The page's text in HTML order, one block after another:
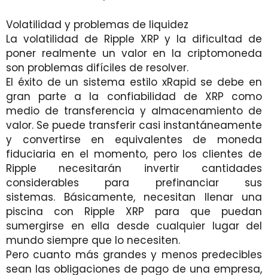
Volatilidad y problemas de liquidez
La volatilidad de Ripple XRP y la dificultad de
poner realmente un valor en la criptomoneda
son problemas difíciles de resolver.
El éxito de un sistema estilo xRapid se debe en
gran parte a la confiabilidad de XRP como
medio de transferencia y almacenamiento de
valor. Se puede transferir casi instantáneamente
y convertirse en equivalentes de moneda
fiduciaria en el momento, pero los clientes de
Ripple necesitarán invertir cantidades
considerables para prefinanciar sus
sistemas. Básicamente, necesitan llenar una
piscina con Ripple XRP para que puedan
sumergirse en ella desde cualquier lugar del
mundo siempre que lo necesiten.
Pero cuanto más grandes y menos predecibles
sean las obligaciones de pago de una empresa,